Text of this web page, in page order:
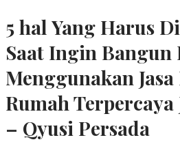
5 hal Yang Harus
Saat Ingin Bangun
Menggunakan
Rumah
– Qyusi Persada